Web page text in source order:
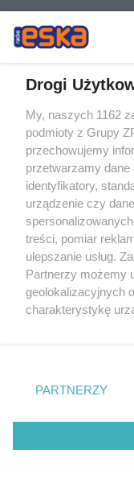
Żaden utwór
rozpowszechniany lub
tym także elektroniczny
eksploatacji w
Drogi
My, naszych 1162
podmioty z Grupy
przechowujemy
przetwarzamy dane
identyfikatory,
urządzenie czy
treści, pomiar
ulepszanie usług.
Partnerzy możemy
geolokalizacyjnych
charakterystykę
zmienić/wycofać
znajdujący się w
rodzaje
użytkownika, ale
przetwarzaniu.
PARTNERZY